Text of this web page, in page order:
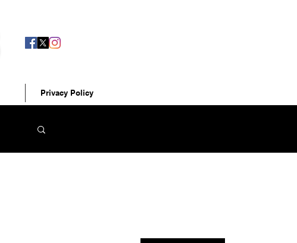
Privacy Policy